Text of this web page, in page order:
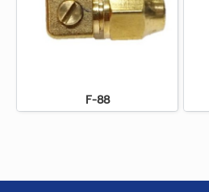
F-88